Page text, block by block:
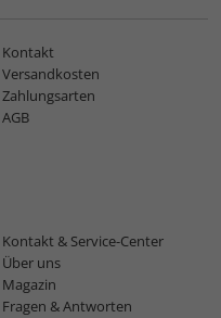
Kontakt
Versandkosten
Zahlungsarten
AGB
Kontakt & Service-Center
Über uns
Magazin
Fragen & Antworten